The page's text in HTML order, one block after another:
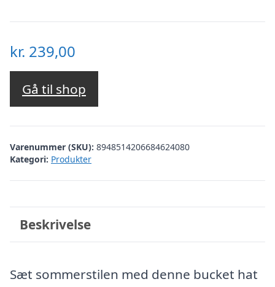
kr. 239,00
Gå til shop
Varenummer (SKU): 8948514206684624080
Kategori: Produkter
Beskrivelse
Sæt sommerstilen med denne bucket hat